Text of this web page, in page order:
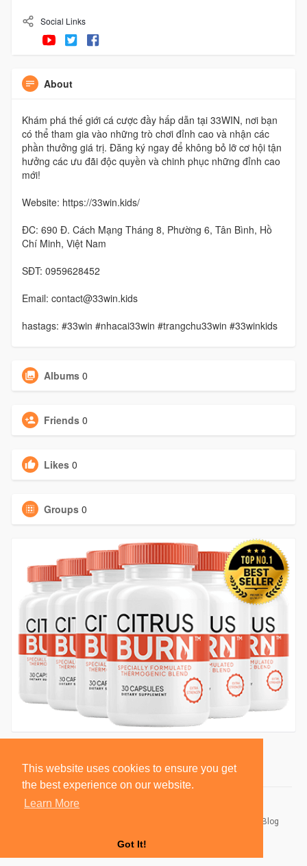
This website uses cookies to ensure you get
the best experience on our website.
Learn More
Got It!
Social Links
About
Khám phá thế giới cá cược đầy hấp dẫn tại 33WIN, nơi bạn
có thể tham gia vào những trò chơi đỉnh cao và nhận các
phần thưởng giá trị. Đăng ký ngay để không bỏ lỡ cơ hội tận
hưởng các ưu đãi độc quyền và chinh phục những đỉnh cao
mới!
Website: https://33win.kids/
ĐC: 690 Đ. Cách Mạng Tháng 8, Phường 6, Tân Bình, Hồ
Chí Minh, Việt Nam
SĐT: 0959628452
Email: contact@33win.kids
hastags: #33win #nhacai33win #trangchu33win #33winkids
Albums 0
Friends 0
Likes 0
Groups 0
Blog
Language